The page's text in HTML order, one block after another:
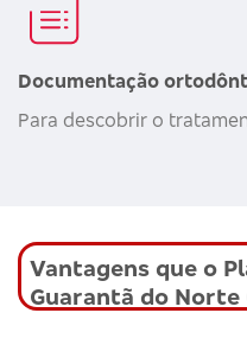
Documentação
Para descobrir o
Vantagens que o
Guarantã do Norte